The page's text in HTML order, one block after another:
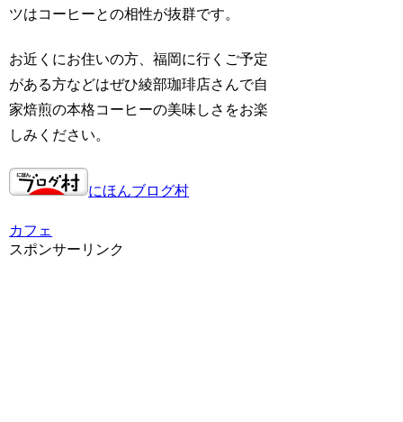
ツはコーヒーとの相性が抜群です。
お近くにお住いの方、福岡に行くご予定
がある方などはぜひ綾部珈琲店さんで自
家焙煎の本格コーヒーの美味しさをお楽
しみください。
にほんブログ村
カフェ
スポンサーリンク